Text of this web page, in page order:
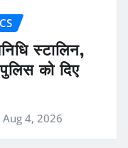
स्टालिन,
को दिए
Aug 4, 2026